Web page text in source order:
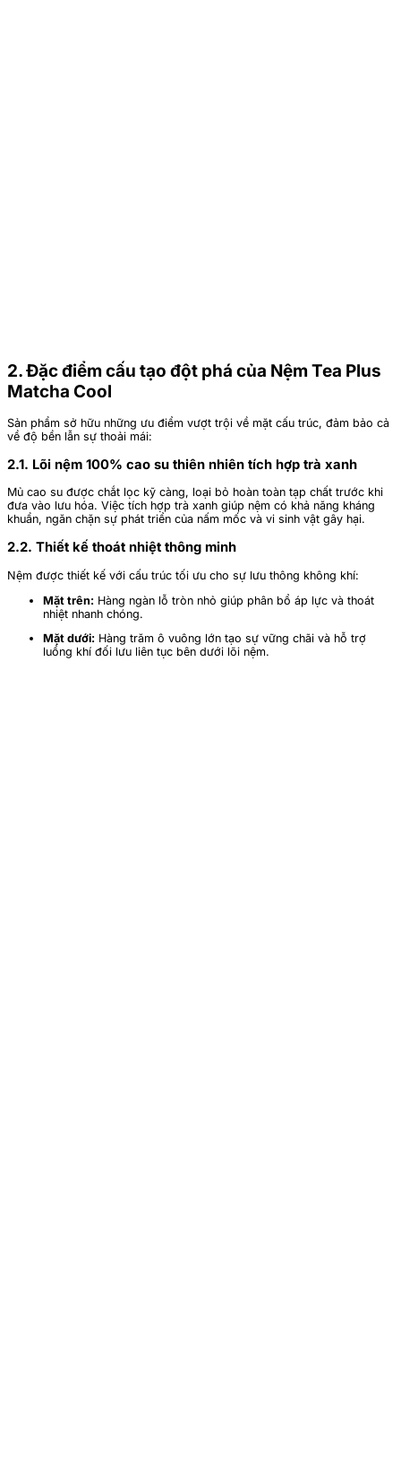
2. Đặc điểm cấu tạo đột phá của Nệm Tea Plus
Matcha Cool
Sản phẩm sở hữu những ưu điểm vượt trội về mặt cấu trúc, đảm bảo cả
về độ bền lẫn sự thoải mái:
2.1. Lõi nệm 100% cao su thiên nhiên tích hợp trà xanh
Mủ cao su được chắt lọc kỹ càng, loại bỏ hoàn toàn tạp chất trước khi
đưa vào lưu hóa. Việc tích hợp trà xanh giúp nệm có khả năng kháng
khuẩn, ngăn chặn sự phát triển của nấm mốc và vi sinh vật gây hại.
2.2. Thiết kế thoát nhiệt thông minh
Nệm được thiết kế với cấu trúc tối ưu cho sự lưu thông không khí:
Mặt trên: Hàng ngàn lỗ tròn nhỏ giúp phân bổ áp lực và thoát
nhiệt nhanh chóng.
Mặt dưới: Hàng trăm ô vuông lớn tạo sự vững chãi và hỗ trợ
luồng khí đối lưu liên tục bên dưới lõi nệm.